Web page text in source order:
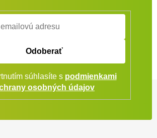
Odoberať
súhlasíte s podmienkami
osobných údajov